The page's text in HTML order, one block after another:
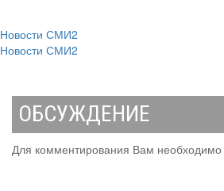
Новости СМИ2
Новости СМИ2
ОБСУЖДЕНИЕ
Для комментирования Вам необходимо